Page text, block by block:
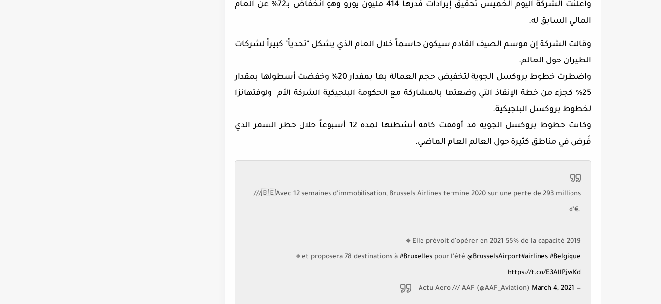
وأعلنت الشركة اليوم الخميس تحقيق إيرادات قدرها 414 مليون يورو وهو انخفاض بـ72% عن العام
المالي السابق له.
وقالت الشركة إن موسم الصيف القادم سيكون حاسماً خلال العام الذي يشكل "تحدياً" كبيراً لشركات
الطيران حول العالم.
واضطرت خطوط بروكسل الجوية لتخفيض حجم العمالة بها بمقدار 20% وخفضت أسطولها بمقدار
25% كجزء من خطة الإنقاذ التي وضعتها بالمشاركة مع الحكومة البلجيكية الشركة الأم ولوفتهانزا
لخطوط بروكسل البلجيكية.
وكانت خطوط بروكسل الجوية قد أوقفت كافة أنشطتها لمدة 12 أسبوعاً خلال حظر السفر الذي
فُرض في مناطق كثيرة حول العالم العام الماضي.
///🇧🇪Avec 12 semaines d'immobilisation, Brussels Airlines termine 2020 sur une perte de 293 millions
d'€.
🔹Elle prévoit d'opérer en 2021 55% de la capacité 2019
🔸et proposera 78 destinations à #Bruxelles pour l'été @BrusselsAirport#airlines #Belgique
https://t.co/E3AllPjwKd
— Actu Aero /// AAF (@AAF_Aviation)
March 4, 2021